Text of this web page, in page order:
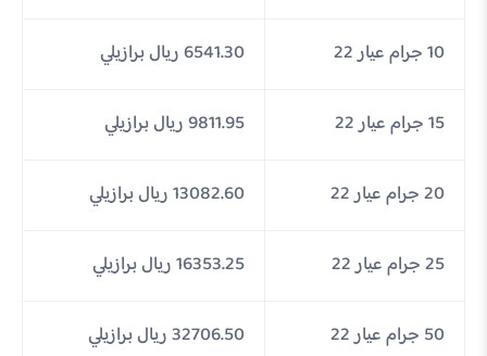
10 جرام عيار 22 6541.30 ريال برازيلي
15 جرام عيار 22 9811.95 ريال برازيلي
20 جرام عيار 22 13082.60 ريال برازيلي
25 جرام عيار 22 16353.25 ريال برازيلي
50 جرام عيار 22 32706.50 ريال برازيلي